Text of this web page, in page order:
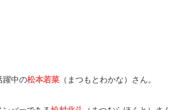
躍中の松本若菜 （まつもとわかな）さん。